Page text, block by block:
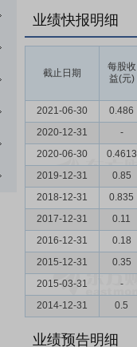
业绩快报明细
截止日期
每股收
益(元)
2021-06-30
0.486
2020-12-31
-
2020-06-30
0.4613
2019-12-31
0.85
2018-12-31
0.835
2017-12-31
0.11
2016-12-31
0.18
2015-12-31
0.35
2015-03-31
-
2014-12-31
0.5
业绩预告明细